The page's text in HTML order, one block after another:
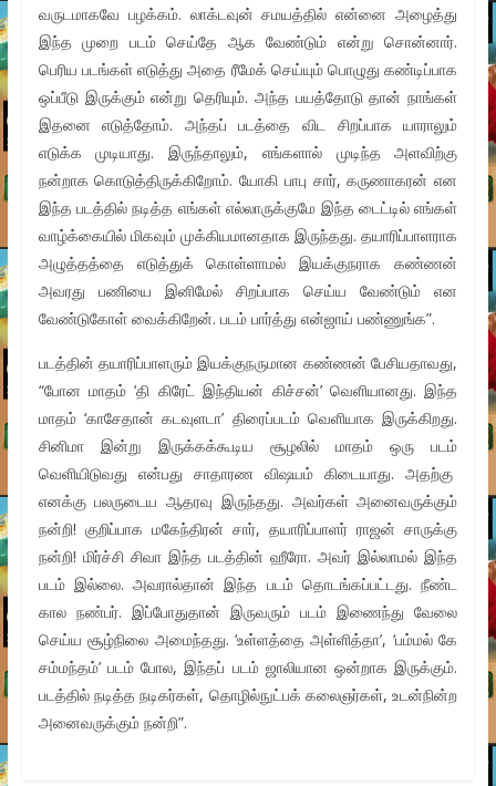
வருடமாகவே பழக்கம். லாக்டவுன் சமயத்தில் என்னை அழைத்து
இந்த முறை படம் செய்தே ஆக வேண்டும் என்று சொன்னார்.
பெரிய படங்கள் எடுத்து அதை ரீமேக் செய்யும் பொழுது கண்டிப்பாக
ஒப்பீடு இருக்கும் என்று தெரியும். அந்த பயத்தோடு தான் நாங்கள்
இதனை எடுத்தோம். அந்தப் படத்தை விட சிறப்பாக யாராலும்
எடுக்க முடியாது. இருந்தாலும், எங்களால் முடிந்த அளவிற்கு
நன்றாக கொடுத்திருக்கிறோம். யோகி பாபு சார், கருணாகரன் என
இந்த படத்தில் நடித்த எங்கள் எல்லாருக்குமே இந்த டைட்டில் எங்கள்
வாழ்க்கையில் மிகவும் முக்கியமானதாக இருந்தது. தயாரிப்பாளராக
அழுத்தத்தை எடுத்துக் கொள்ளாமல் இயக்குநராக கண்ணன்
அவரது பணியை இனிமேல் சிறப்பாக செய்ய வேண்டும் என
வேண்டுகோள் வைக்கிறேன். படம் பார்த்து என்ஜாய் பண்ணுங்க”.
படத்தின் தயாரிப்பாளரும் இயக்குநருமான கண்ணன் பேசியதாவது,
“போன மாதம் ‘தி கிரேட் இந்தியன் கிச்சன்’ வெளியானது. இந்த
மாதம் ‘காசேதான் கடவுளடா’ திரைப்படம் வெளியாக இருக்கிறது.
சினிமா இன்று இருக்கக்கூடிய சூழலில் மாதம் ஒரு படம்
வெளியிடுவது என்பது சாதாரண விஷயம் கிடையாது. அதற்கு
எனக்கு பலருடைய ஆதரவு இருந்தது. அவர்கள் அனைவருக்கும்
நன்றி! குறிப்பாக மகேந்திரன் சார், தயாரிப்பாளர் ராஜன் சாருக்கு
நன்றி! மிர்ச்சி சிவா இந்த படத்தின் ஹீரோ. அவர் இல்லாமல் இந்த
படம் இல்லை. அவரால்தான் இந்த படம் தொடங்கப்பட்டது. நீண்ட
கால நண்பர். இப்போதுதான் இருவரும் படம் இணைந்து வேலை
செய்ய சூழ்நிலை அமைந்தது. ‘உள்ளத்தை அள்ளித்தா’, ‘பம்மல் கே
சம்மந்தம்’ படம் போல, இந்தப் படம் ஜாலியான ஒன்றாக இருக்கும்.
படத்தில் நடித்த நடிகர்கள், தொழில்நுட்பக் கலைஞர்கள், உடன்நின்ற
அனைவருக்கும் நன்றி”.